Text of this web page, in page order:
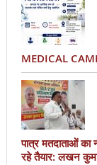
MEDICAL
पात्र मतदाताओं का
रहे तैयार: लखन